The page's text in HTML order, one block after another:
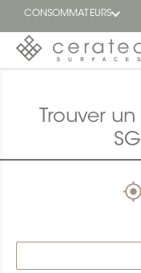
CONSOMMATEURS
Trouver